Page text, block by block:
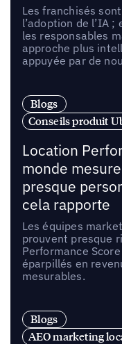
Les franchisés
l’adoption de l’IA ;
les responsables
approche plus
appuyée par de
Blogs
Conseils produit
Location
monde
presque
cela rapporte
Les équipes
prouvent presque
Performance
éparpillés en
mesurables.
Blogs
AEO marketing